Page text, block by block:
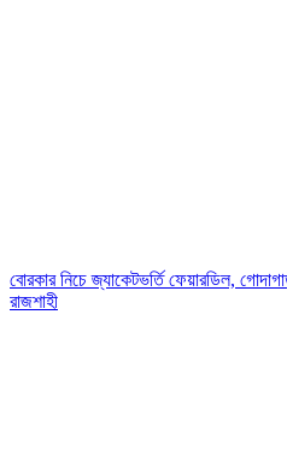
বোরকার নিচে জ্যাকেটভর্তি ফেয়ারডিল,
রাজশাহী